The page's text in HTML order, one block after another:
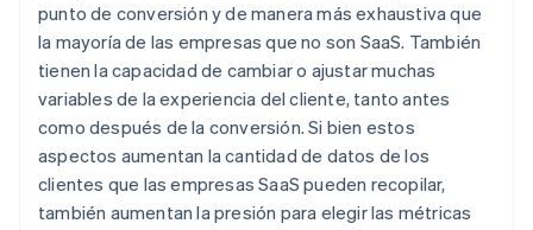
punto de conversión y de manera más exhaustiva que
la mayoría de las empresas que no son SaaS. También
tienen la capacidad de cambiar o ajustar muchas
variables de la experiencia del cliente, tanto antes
como después de la conversión. Si bien estos
aspectos aumentan la cantidad de datos de los
clientes que las empresas SaaS pueden recopilar,
también aumentan la presión para elegir las métricas